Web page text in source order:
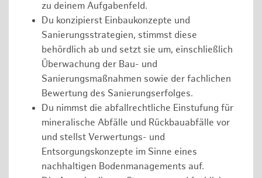
zu deinem Aufgabenfeld.
Du konzipierst Einbaukonzepte und
Sanierungsstrategien, stimmst diese
behördlich ab und setzt sie um, einschließlich
Überwachung der Bau- und
Sanierungsmaßnahmen sowie der fachlichen
Bewertung des Sanierungserfolges.
Du nimmst die abfallrechtliche Einstufung für
mineralische Abfälle und Rückbauabfälle vor
und stellst Verwertungs- und
Entsorgungskonzepte im Sinne eines
nachhaltigen Bodenmanagements auf.